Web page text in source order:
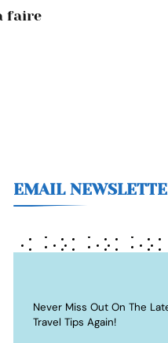
faire
EMAIL
Never Miss Out On The
Travel Tips Again!